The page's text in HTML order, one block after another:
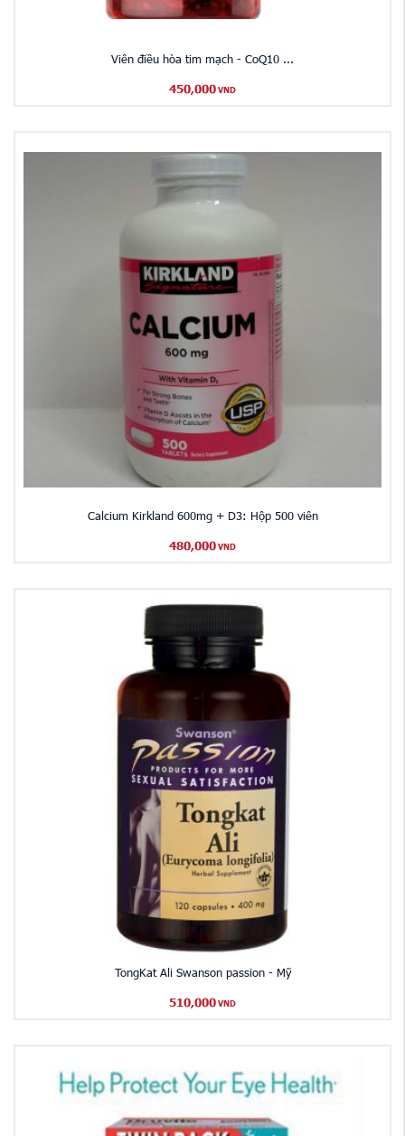
​Viên điều hòa tim mạch - CoQ10 ...
450,000 VND
Calcium Kirkland 600mg + D3: Hộp 500 viên
480,000 VND
TongKat Ali Swanson passion - Mỹ
510,000 VND